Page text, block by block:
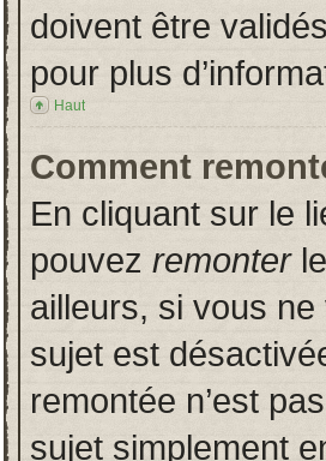
doivent être
pour plus
Haut
Comment
En cliquant sur le
pouvez remonterle
ailleurs, si vous
sujet est
remontée n’est
sujet simplement